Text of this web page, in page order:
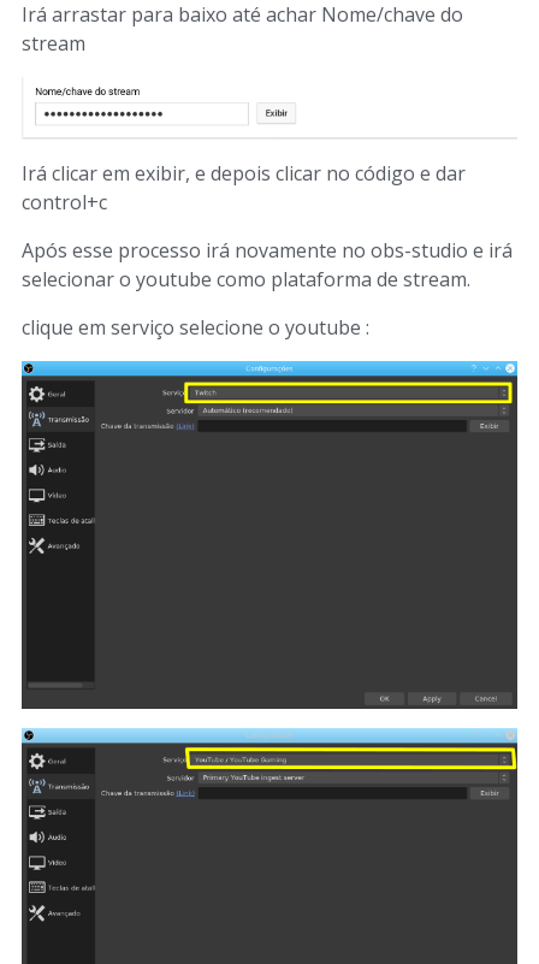
Irá arrastar para baixo até achar Nome/chave do
stream
Irá clicar em exibir, e depois clicar no código e dar
control+c
Após esse processo irá novamente no obs-studio e irá
selecionar o youtube como plataforma de stream.
clique em serviço selecione o youtube :